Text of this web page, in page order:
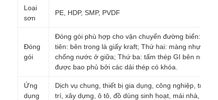
Loại
sơn
PE, HDP, SMP, PVDF
Đóng
gói
Đóng gói phù hợp cho vận chuyển đường biển: Đầu
tiên: bên trong là giấy kraft; Thứ hai: màng nhựa
chống nước ở giữa; Thứ ba: tấm thép GI bên ngoài
được bao phủ bởi các dải thép có khóa.
Ứng
dụng
Dịch vụ chung, thiết bị gia dụng, công nghiệp, trang
trí, xây dựng, ô tô, đồ dùng sinh hoạt, mái nhà, v.v.